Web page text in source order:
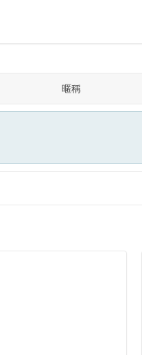
暱稱